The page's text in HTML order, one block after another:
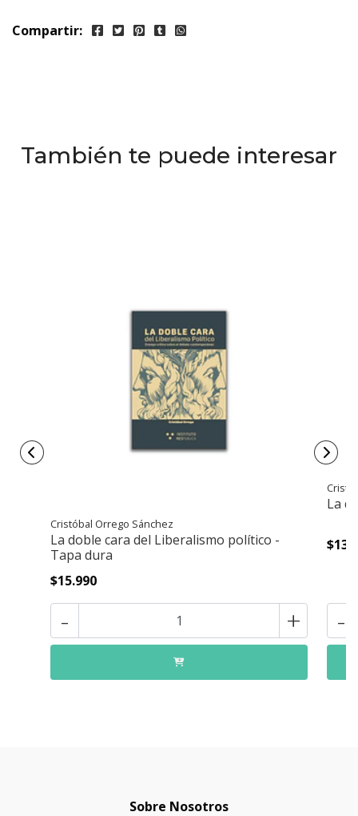
Compartir:
También te puede interesar
Cristóbal Orrego Sánchez
La doble cara del Liberalismo político -
Tapa dura
$15.990
- +
La
-
Sobre Nosotros